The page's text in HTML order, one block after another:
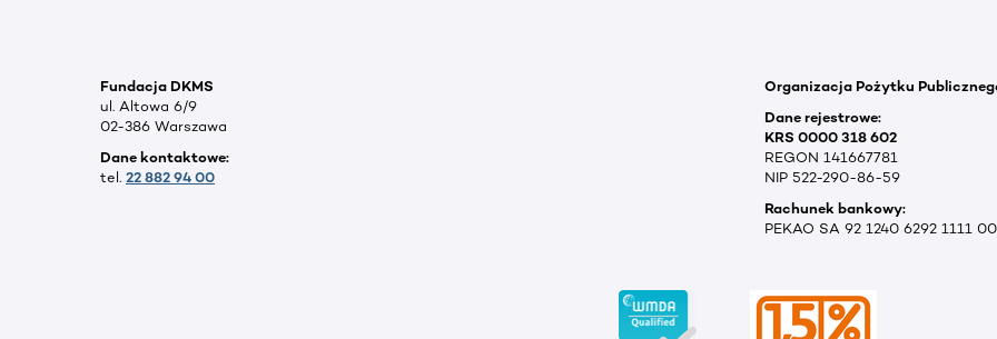
Fundacja DKMS
ul. Altowa 6/9
02-386 Warszawa
Dane kontaktowe:
tel. 22 882 94 00
Organizacja Pożytku
Dane rejestrowe:
KRS 0000 318 602
REGON 141667781
NIP 522-290-86-59
Rachunek bankowy:
PEKAO SA 92 1240 6292 1111